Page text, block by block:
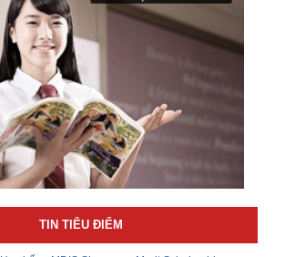
TIN TIÊU ĐIỂM